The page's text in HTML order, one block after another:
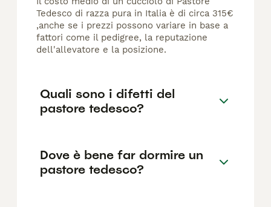
Tedesco di razza pura in Italia è di circa 315€
,anche se i prezzi possono variare in base a
fattori come il pedigree, la reputazione
dell'allevatore e la posizione.
Quali sono i difetti del
pastore tedesco?
Dove è bene far dormire un
pastore tedesco?